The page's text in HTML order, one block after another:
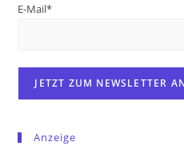
E-Mail*
Anzeige